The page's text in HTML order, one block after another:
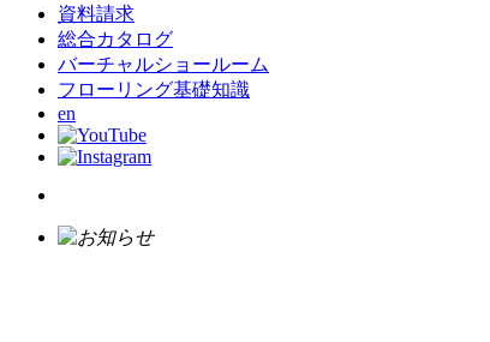
資料請求
総合カタログ
バーチャルショールーム
フローリング基礎知識
en